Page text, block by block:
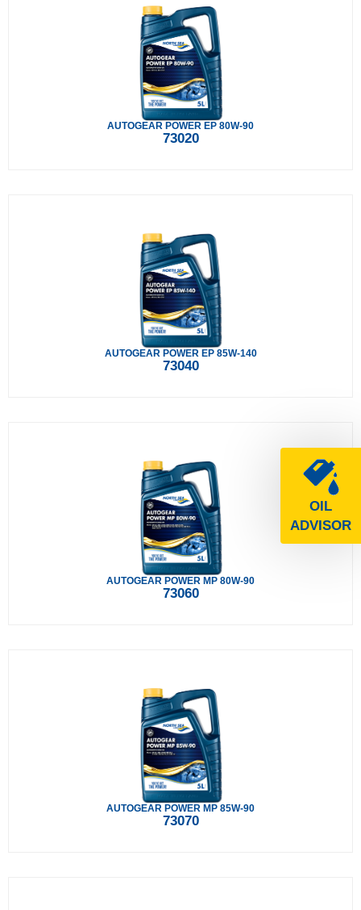
OIL
ADVISOR
AUTOGEAR POWER EP 80W-90
73020
AUTOGEAR POWER EP 85W-140
73040
AUTOGEAR POWER MP 80W-90
73060
AUTOGEAR POWER MP 85W-90
73070